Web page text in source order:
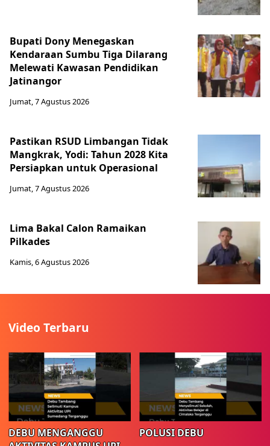
Bupati Dony Menegaskan
Kendaraan Sumbu Tiga Dilarang
Melewati Kawasan Pendidikan
Jatinangor
Jumat, 7 Agustus 2026
Pastikan RSUD Limbangan Tidak
Mangkrak, Yodi: Tahun 2028 Kita
Persiapkan untuk Operasional
Jumat, 7 Agustus 2026
Lima Bakal Calon Ramaikan
Pilkades
Kamis, 6 Agustus 2026
Video Terbaru
DEBU MENGANGGU
POLUSI DEBU